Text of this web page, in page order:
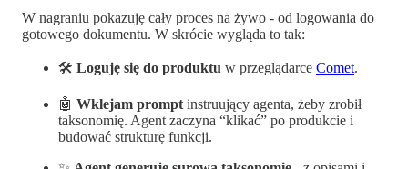
W nagraniu pokazuję cały proces na żywo - od logowania do
gotowego dokumentu. W skrócie wygląda to tak:
🛠 Loguję się do produktu w przeglądarce Comet.
🤖 Wklejam prompt instruujący agenta, żeby zrobił
taksonomię. Agent zaczyna “klikać” po produkcie i
budować strukturę funkcji.